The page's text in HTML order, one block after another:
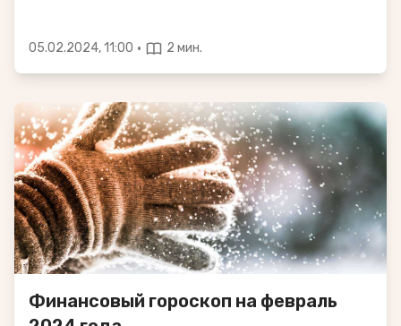
05.02.2024, 11:00 · 2 мин.
Финансовый гороскоп на февраль